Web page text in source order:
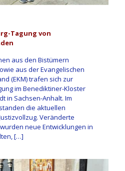
Tagung von
aus den Bistümern
aus der Evangelischen
(EKM) trafen sich zur
im Benediktiner-Kloster
in Sachsen-Anhalt. Im
die aktuellen
Veränderte
neue Entwicklungen in
[…]